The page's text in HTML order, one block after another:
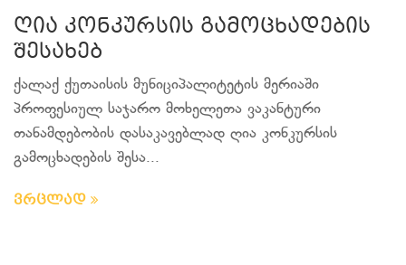
ღია კონკურსის გამოცხადების
შესახებ
ქალაქ ქუთაისის მუნიციპალიტეტის მერიაში
პროფესიულ საჯარო მოხელეთა ვაკანტური
თანამდებობის დასაკავებლად ღია კონკურსის
გამოცხადების შესა...
ვრცლად